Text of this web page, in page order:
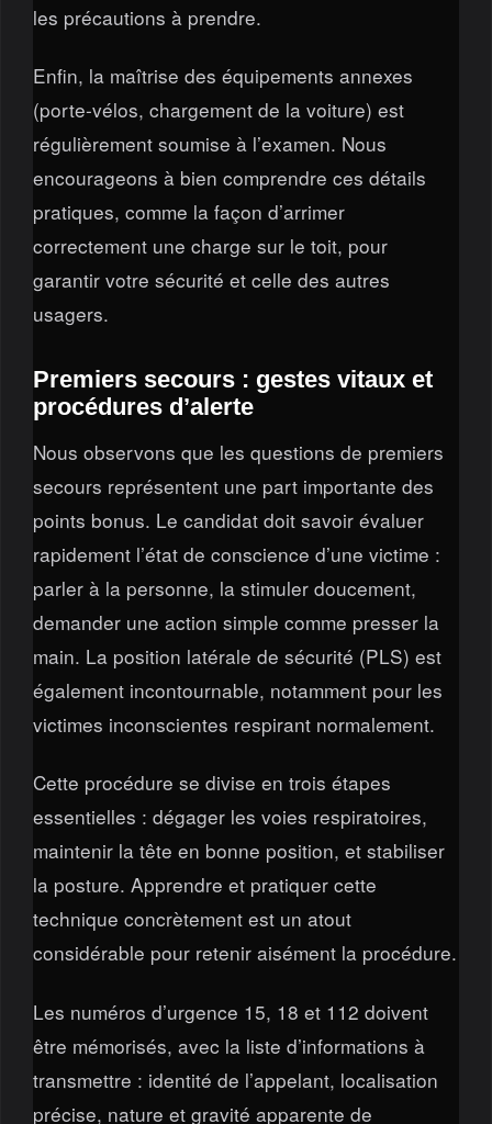
les précautions à prendre.
Enfin, la maîtrise des équipements annexes
(porte-vélos, chargement de la voiture) est
régulièrement soumise à l’examen. Nous
encourageons à bien comprendre ces détails
pratiques, comme la façon d’arrimer
correctement une charge sur le toit, pour
garantir votre sécurité et celle des autres
usagers.
Premiers secours : gestes vitaux et
procédures d’alerte
Nous observons que les questions de premiers
secours représentent une part importante des
points bonus. Le candidat doit savoir évaluer
rapidement l’état de conscience d’une victime :
parler à la personne, la stimuler doucement,
demander une action simple comme presser la
main. La position latérale de sécurité (PLS) est
également incontournable, notamment pour les
victimes inconscientes respirant normalement.
Cette procédure se divise en trois étapes
essentielles : dégager les voies respiratoires,
maintenir la tête en bonne position, et stabiliser
la posture. Apprendre et pratiquer cette
technique concrètement est un atout
considérable pour retenir aisément la procédure.
Les numéros d’urgence 15, 18 et 112 doivent
être mémorisés, avec la liste d’informations à
transmettre : identité de l’appelant, localisation
précise, nature et gravité apparente de